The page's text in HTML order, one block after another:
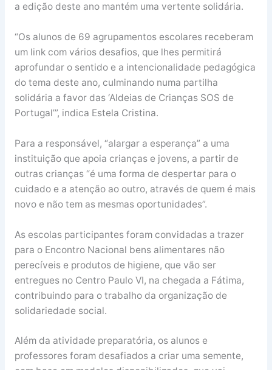
a edição deste ano mantém uma vertente solidária.
“Os alunos de 69 agrupamentos escolares receberam
um link com vários desafios, que lhes permitirá
aprofundar o sentido e a intencionalidade pedagógica
do tema deste ano, culminando numa partilha
solidária a favor das ‘Aldeias de Crianças SOS de
Portugal’”, indica Estela Cristina.
Para a responsável, “alargar a esperança” a uma
instituição que apoia crianças e jovens, a partir de
outras crianças “é uma forma de despertar para o
cuidado e a atenção ao outro, através de quem é mais
novo e não tem as mesmas oportunidades”.
As escolas participantes foram convidadas a trazer
para o Encontro Nacional bens alimentares não
perecíveis e produtos de higiene, que vão ser
entregues no Centro Paulo VI, na chegada a Fátima,
contribuindo para o trabalho da organização de
solidariedade social.
Além da atividade preparatória, os alunos e
professores foram desafiados a criar uma semente,